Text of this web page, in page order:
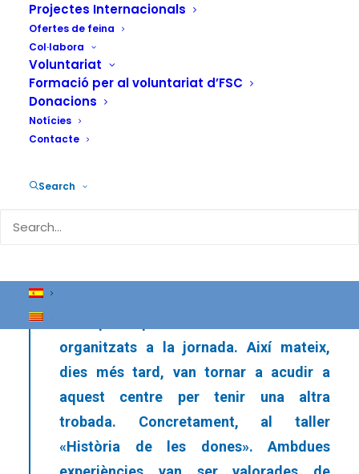
Projectes Internacionals
Ofertes de feina
Col·labora
Voluntariat
Formació per al voluntariat d’FSC
Donacions
Notícies
Contacte
Search
26 DE NOVEMBRE DE 2024 | IN ACTUALITAT
DONES | BY
organitzats a la jornada. Així mateix,
dies més tard, van tornar a acudir a
aquest centre per tenir una altra
trobada. Concretament, al taller
«Història de les dones». Ambdues